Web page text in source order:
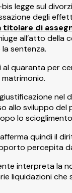
bis legge sul
degli
titolare di
all’atto della
sentenza.
al quaranta per
nel
allo sviluppo
lo
quindi il
percepita
interpreta la
liquidazioni